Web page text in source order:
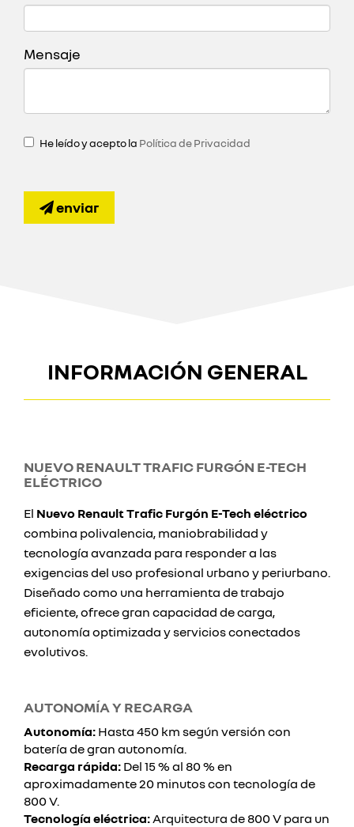
Mensaje
He leído y acepto la Política de Privacidad
enviar
INFORMACIÓN GENERAL
NUEVO RENAULT TRAFIC FURGÓN E-TECH
ELÉCTRICO
El Nuevo Renault Trafic Furgón E-Tech eléctrico
combina polivalencia, maniobrabilidad y
tecnología avanzada para responder a las
exigencias del uso profesional urbano y periurbano.
Diseñado como una herramienta de trabajo
eficiente, ofrece gran capacidad de carga,
autonomía optimizada y servicios conectados
evolutivos.
AUTONOMÍA Y RECARGA
Autonomía: Hasta 450 km según versión con
batería de gran autonomía.
Recarga rápida: Del 15 % al 80 % en
aproximadamente 20 minutos con tecnología de
800 V.
Tecnología eléctrica:Arquitectura de 800 V para un